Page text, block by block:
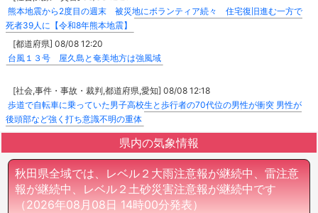
熊本地震から2度目の週末 被災地にボランティア続々 住宅復旧進む一方で
死者39人に【令和8年熊本地震】
[都道府県] 08/08 12:20
台風１３号 屋久島と奄美地方は強風域
[社会,事件・事故・裁判,都道府県,愛知] 08/08 12:18
歩道で自転車に乗っていた男子高校生と歩行者の70代位の男性が衝突 男性が
後頭部など強く打ち意識不明の重体
県内の気象情報
秋田県全域では、レベル２大雨注意報が継続中、雷注意
報が継続中、レベル２土砂災害注意報が継続中です
（2026年08月08日 14時00分発表）